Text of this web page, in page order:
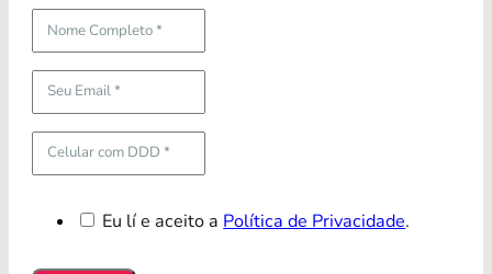
Eu lí e aceito aPolítica de Privacidade.